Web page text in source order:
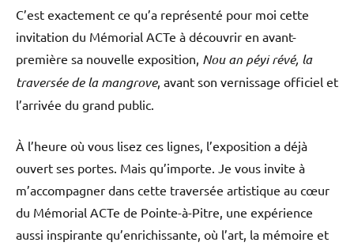
C’est exactement ce qu’a représenté pour moi cette
invitation du Mémorial ACTe à découvrir en avant-
première sa nouvelle exposition, Nou an péyi révé, la
traversée de la mangrove, avant son vernissage officiel et
l’arrivée du grand public.
À l’heure où vous lisez ces lignes, l’exposition a déjà
ouvert ses portes. Mais qu’importe. Je vous invite à
m’accompagner dans cette traversée artistique au cœur
du Mémorial ACTe de Pointe-à-Pitre, une expérience
aussi inspirante qu’enrichissante, où l’art, la mémoire et